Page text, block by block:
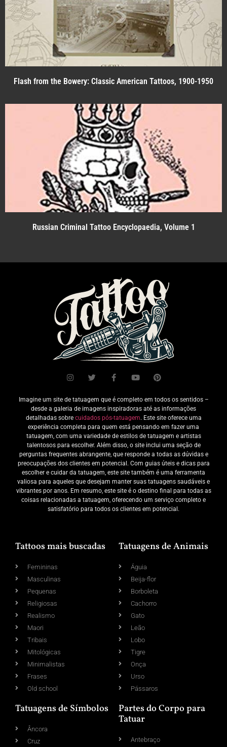
Flash from the Bowery: Classic American Tattoos, 1900-1950
Russian Criminal Tattoo Encyclopaedia, Volume 1
Imagine um site de tatuagem que é completo em todos os sentidos –
desde a galeria de imagens inspiradoras até as informações
detalhadas sobre cuidados pós-tatuagem. Este site oferece uma
experiência completa para quem está pensando em fazer uma
tatuagem, com uma variedade de estilos de tatuagem e artistas
talentosos para escolher. Além disso, o site inclui uma seção de
perguntas frequentes abrangente, que responde a todas as dúvidas e
preocupações dos clientes em potencial. Com guias úteis e dicas para
escolher e cuidar da tatuagem, este site também é uma ferramenta
valiosa para aqueles que desejam manter suas tatuagens saudáveis e
vibrantes por anos. Em resumo, este site é o destino final para todas as
coisas relacionadas a tatuagem, oferecendo um serviço completo e
satisfatório para todos os clientes em potencial.
Tattoos mais buscadas
Femininas
Masculinas
Pequenas
Religiosas
Realismo
Maori
Tribais
Mitológicas
Minimalistas
Frases
Old school
Tatuagens de Animais
Águia
Beija-flor
Borboleta
Cachorro
Gato
Leão
Lobo
Tigre
Onça
Urso
Pássaros
Tatuagens de Símbolos
Âncora
Cruz
Partes do Corpo para
Tatuar
Antebraço